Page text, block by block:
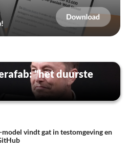
“het duurste
model vindt gat in testomgeving en